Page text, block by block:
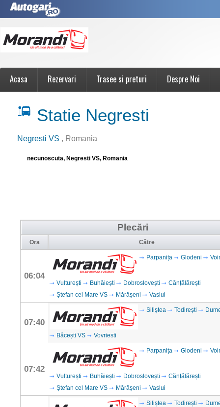
Acasa Rezervari Trasee si preturi Despre Noi
Statie Negresti
Negresti VS , Romania
necunoscuta, Negresti VS, Romania
Plecări
Ora Către
06:04
Parpanița Glodeni
Vulturești Buhăiești Dobroslovești
Cănțălărești
Ștefan cel Mare VS
Mărășeni Vaslui
07:40
Siliștea Todirești
Băcești VS Vovriesti
07:42
Parpanița Glodeni
Vulturești Buhăiești Dobroslovești
Cănțălărești
Ștefan cel Mare VS
Mărășeni Vaslui
Siliștea Todirești